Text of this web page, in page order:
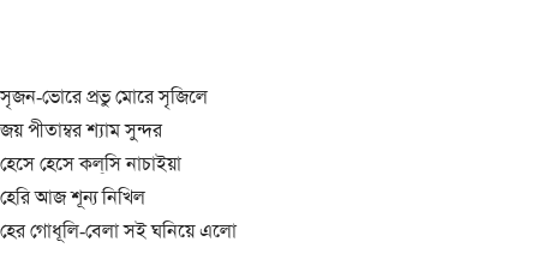
সৃজন-ভোরে প্রভু মোরে সৃজিলে
জয় পীতাম্বর শ্যাম সুন্দর
হেসে হেসে কল্‌সি নাচাইয়া
হেরি আজ শূন্য নিখিল
হের গোধূলি-বেলা সই ঘনিয়ে এলো